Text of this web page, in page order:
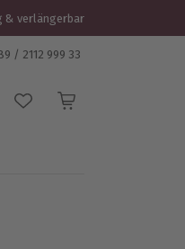
& verlängerbar
/ 2112 999 33